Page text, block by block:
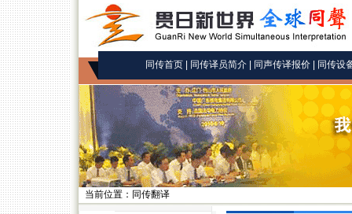
同传首页| 同传译员简介| 同声传译报价| 同传设
当前位置：同传翻译